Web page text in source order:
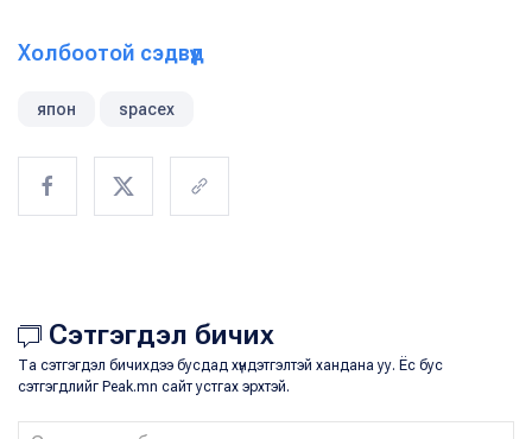
Холбоотой сэдвүүд
япон spacex
Сэтгэгдэл бичих
Та сэтгэгдэл бичихдээ бусдад хүндэтгэлтэй хандана уу. Ёс бус
сэтгэгдлийг Peak.mn сайт устгах эрхтэй.